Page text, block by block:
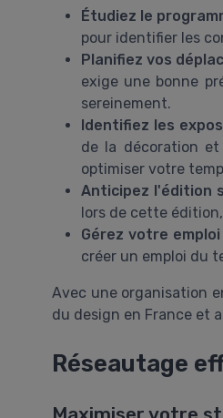
Étudiez le
pour identifier les
Planifiez vos
exige une bonne
sereinement.
Identifiez les
de la décoration
optimiser votre
Anticipez l'édition
lors de cette
Gérez votre
créer un emploi du
Avec une organisation
du design en France et
Réseautage